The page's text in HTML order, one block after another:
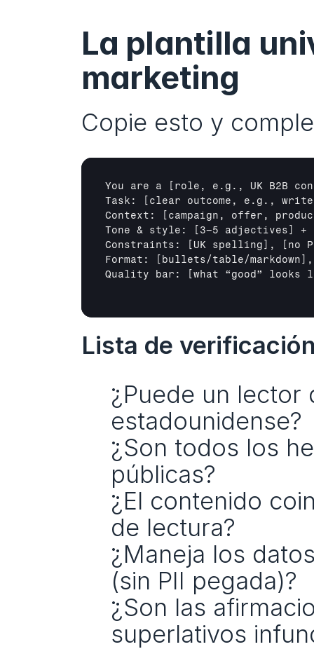
La plantilla
marketing
Copie esto y
You are a
[role, e.g., UK B2B
Task:
[clear outcome, e.g., write
Context:
[campaign, offer,
Tone & style:
[3–5 adjectives] +
Constraints:
[UK spelling] ,
[no
Format:
[bullets/table/markdown]
Quality bar:
[what “good” looks
Lista de
¿Puede un lector
estadounidense?
¿Son todos los
públicas?
¿El contenido
de lectura?
¿Maneja los
(sin PII pegada)?
¿Son las
superlativos